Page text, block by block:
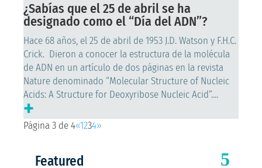
¿Sabías que el 25 de abril se ha
designado como el “Día del ADN”?
Hace 68 años, el 25 de abril de 1953 J.D. Watson y F.H.C.
Crick. Dieron a conocer la estructura de la molécula
de ADN en un artículo de dos páginas en la revista
Nature denominado “Molecular Structure of Nucleic
Acids: A Structure for Deoxyribose Nucleic Acid”....
+
Página 3 de 4«1234»
Featured